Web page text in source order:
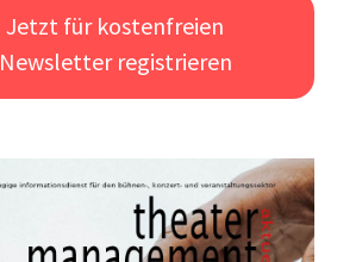
Jetzt für kostenfreien
Newsletter registrieren